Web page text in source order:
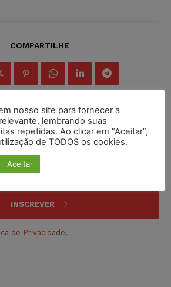
COMPARTILHE
INSCREVER
de Privacidade.
nosso site para fornecer a
lembrando suas
repetidas. Ao clicar em “Aceitar”,
de TODOS os cookies.
Aceitar